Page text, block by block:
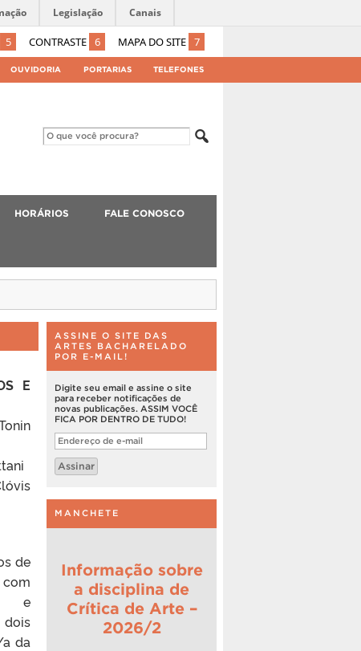
5 CONTRASTE 6 MAPA DO SITE 7
Legislação Canais
OUVIDORIA PORTARIAS TELEFONES
HORÁRIOS FALE CONOSCO
E
de
e
da
ASSINE O SITE DAS
ARTES BACHARELADO
POR E-MAIL!
Digite seu email e assine o site
para receber notificações de
novas publicações. ASSIM VOCÊ
FICA POR DENTRO DE TUDO!
Endereço
de
e-
mail
Assinar
MANCHETE
Informação sobre
a disciplina de
Crítica de Arte –
2026/2